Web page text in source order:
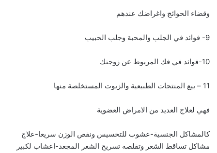
وقضاء الحوائج واغراضك عندهم
9- فوائد في الجلب والمحبة وجلب الحبيب
10-فوائد في فك المربوط عن زوجتك
11 – بيع المنتجات الطبيعية والزيوت المستخلصة منها
فهي لعلاج العديد من الامراض العضوية
كالمشاكل الجنسية-عشوب للتخسيس ونقص الوزن سريعا-علاج
مشاكل تساقط الشعر وتقلصه تسريح الشعر المجعد-اعشاب لكبير